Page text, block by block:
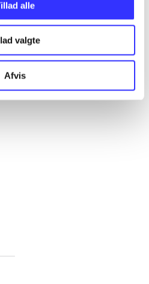
alle
valgte
Afvis